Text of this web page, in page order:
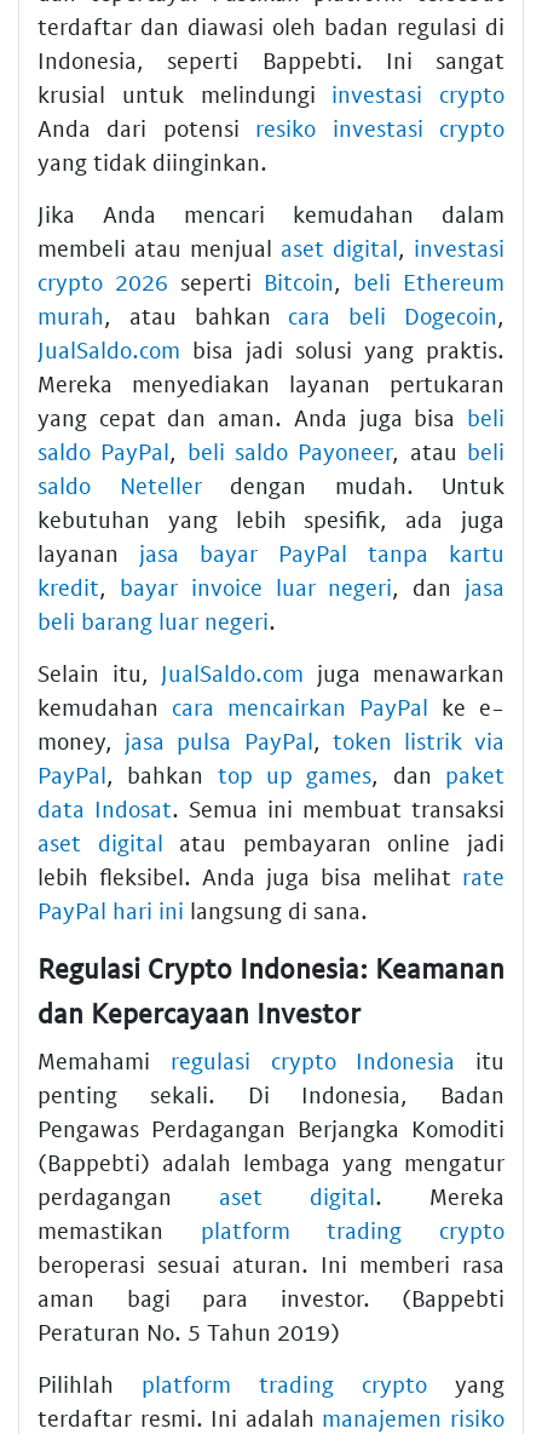
terdaftar dan diawasi oleh badan regulasi di
Indonesia, seperti Bappebti. Ini sangat
krusial untuk melindungi investasi crypto
Anda dari potensi resiko investasi crypto
yang tidak diinginkan.
Jika Anda mencari kemudahan dalam
membeli atau menjual aset digital, investasi
crypto 2026 seperti Bitcoin, beli Ethereum
murah, atau bahkan cara beli Dogecoin,
JualSaldo.com bisa jadi solusi yang praktis.
Mereka menyediakan layanan pertukaran
yang cepat dan aman. Anda juga bisa beli
saldo PayPal, beli saldo Payoneer, atau beli
saldo Netellerdengan mudah. Untuk
kebutuhan yang lebih spesifik, ada juga
layanan jasa bayar PayPal tanpa kartu
kredit, bayar invoice luar negeri, dan jasa
beli barang luar negeri.
Selain itu, JualSaldo.com juga menawarkan
kemudahan cara mencairkan PayPal ke e-
money, jasa pulsa PayPal, token listrik via
PayPal, bahkan top up games, dan paket
data Indosat. Semua ini membuat transaksi
aset digital atau pembayaran online jadi
lebih fleksibel. Anda juga bisa melihat rate
PayPal hari ini langsung di sana.
Regulasi Crypto Indonesia: Keamanan
dan Kepercayaan Investor
Memahami regulasi crypto Indonesia itu
penting sekali. Di Indonesia, Badan
Pengawas Perdagangan Berjangka Komoditi
(Bappebti) adalah lembaga yang mengatur
perdagangan aset digital. Mereka
memastikan platform trading crypto
beroperasi sesuai aturan. Ini memberi rasa
aman bagi para investor. (Bappebti
Peraturan No. 5 Tahun 2019)
Pilihlah platform trading crypto yang
terdaftar resmi. Ini adalah manajemen risiko